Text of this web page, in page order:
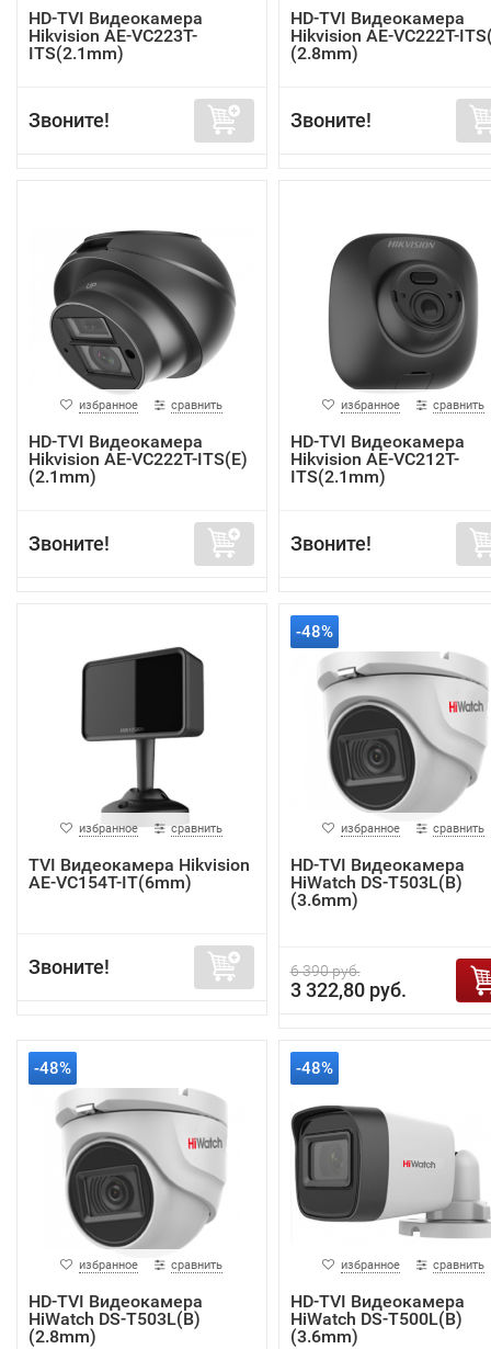
HD-TVI Видеокамера
Hikvision AE-VC223T-
ITS(2.1mm)
Звоните!
HD-TVI Видеокамера
Hikvision AE-VC222T-
(2.8mm)
Звоните!
избранное сравнить
HD-TVI Видеокамера
Hikvision AE-VC222T-ITS(E)
(2.1mm)
Звоните!
избранное сравнить
HD-TVI Видеокамера
Hikvision AE-VC212T-
ITS(2.1mm)
Звоните!
избранное сравнить
TVI Видеокамера Hikvision
AE-VC154T-IT(6mm)
Звоните!
-48%
избранное сравнить
HD-TVI Видеокамера
HiWatch DS-T503L(B)
(3.6mm)
6 390 руб.
3 322,80 руб.
-48%
избранное сравнить
HD-TVI Видеокамера
HiWatch DS-T503L(B)
(2.8mm)
-48%
избранное сравнить
HD-TVI Видеокамера
HiWatch DS-T500L(B)
(3.6mm)